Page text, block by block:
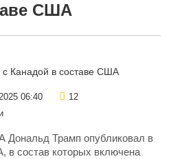
США
06:40
12
Дональд Трамп опубликовал в
в состав которых включена